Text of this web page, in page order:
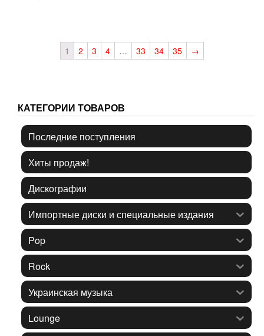
1 2 3 4 … 33 34 35 →
КАТЕГОРИИ ТОВАРОВ
Последние поступления
Хиты продаж!
Дискографии
Импортные диски и специальные издания
Pop
Rock
Украинская музыка
Lounge